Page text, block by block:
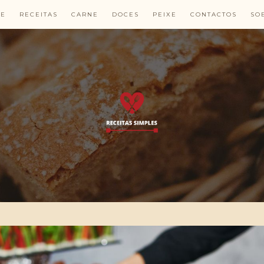
RECEITAS CARNE DOCES PEIXE CONTACTOS